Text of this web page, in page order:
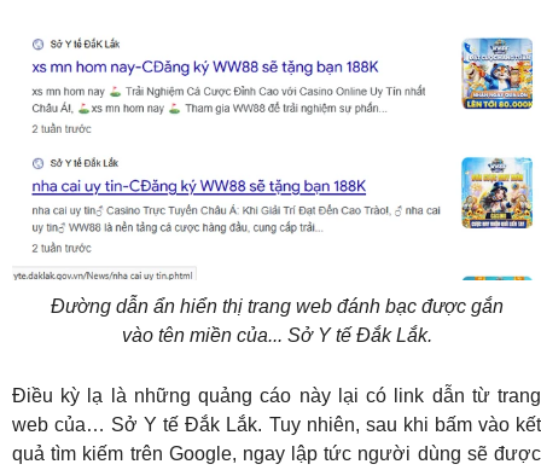
Đường dẫn ẩn hiển thị trang web đánh bạc được gắn
vào tên miền của... Sở Y tế Đắk Lắk.
Điều kỳ lạ là những quảng cáo này lại có link dẫn từ trang
web của… Sở Y tế Đắk Lắk. Tuy nhiên, sau khi bấm vào kết
quả tìm kiếm trên Google, ngay lập tức người dùng sẽ được